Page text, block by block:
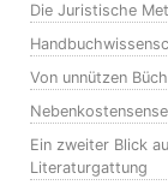
Die Juristische
Von unnützen
Ein zweiter Blick
Literaturgattung